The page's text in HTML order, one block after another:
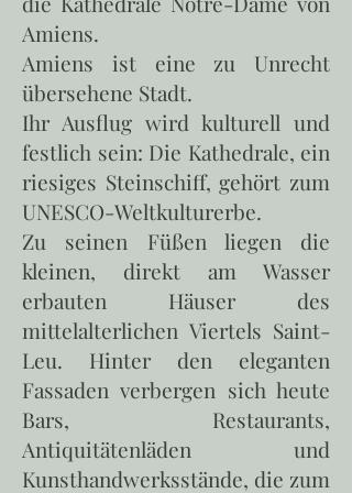
Amiens.
Amiens ist eine zu Unrecht
übersehene Stadt.
Ihr Ausflug wird kulturell und
festlich sein: Die Kathedrale, ein
riesiges Steinschiff, gehört zum
UNESCO-Weltkulturerbe.
Zu seinen Füßen liegen die
kleinen, direkt am Wasser
erbauten Häuser des
mittelalterlichen Viertels Saint-
Leu. Hinter den eleganten
Fassaden verbergen sich heute
Bars, Restaurants,
Antiquitätenläden und
Kunsthandwerksstände, die zum